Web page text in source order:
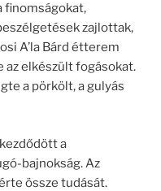
finomságokat,
zajlottak,
A’la Bárd étterem
az elkészült fogásokat.
a pörkölt, a gulyás
a
bajnokság. Az
össze tudását.